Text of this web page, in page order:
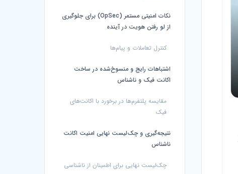
نکات امنیتی مستمر (OpSec) برای جلوگیری
از لو رفتن هویت در آینده
کنترل تعاملات و پیام‌ها
اشتباهات رایج و منسوخ‌شده در ساخت
اکانت فیک و ناشناس
مقایسه پلتفرم‌ها در برخورد با اکانت‌های
فیک
نتیجه‌گیری و چک‌لیست نهایی امنیت اکانت
ناشناس
چک‌لیست نهایی برای اطمینان از ناشناسی